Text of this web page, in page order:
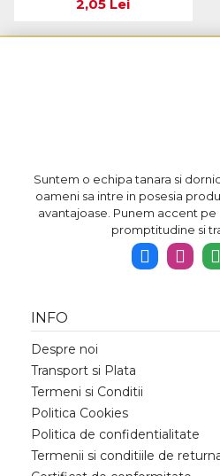
2,05 Lei
Suntem o echipa tanara si
oameni sa intre in posesia
avantajoase. Punem accent
promptitudine si
INFO
Despre noi
Transport si Plata
Termeni si Conditii
Politica Cookies
Politica de confidentialitate
Termenii si conditiile de